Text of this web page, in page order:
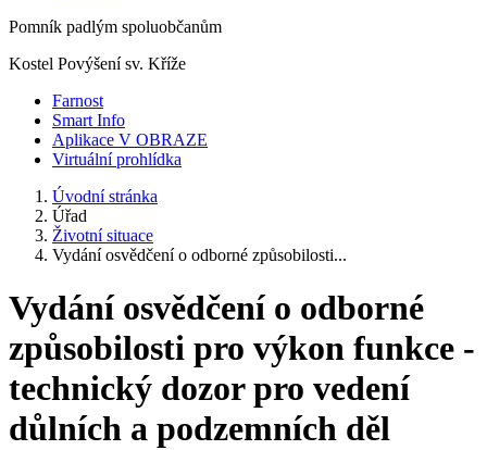
Pomník padlým spoluobčanům
Kostel Povýšení sv. Kříže
Farnost
Smart Info
Aplikace V OBRAZE
Virtuální prohlídka
Úvodní stránka
Úřad
Životní situace
Vydání osvědčení o odborné způsobilosti...
Vydání osvědčení o odborné
způsobilosti pro výkon funkce -
technický dozor pro vedení
důlních a podzemních děl